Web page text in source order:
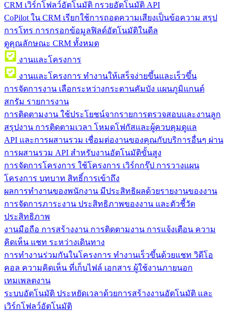
CRM เวิร์กโฟลว์อัตโนมัติ กรวยอัตโนมัติ API
CoPilot ใน CRM เรียกใช้การถอดความเสียงเป็นข้อความ สรุป
การโทร การกรอกข้อมูลฟิลด์อัตโนมัติในดีล
ดูคุณลักษณะ CRM ทั้งหมด
งานและโครงการ
งานและโครงการ ทำงานให้เสร็จง่ายขึ้นและเร็วขึ้น
การจัดการงาน เลือกระหว่างกระดานคัมบัง แผนภูมิแกนต์
สกรัม รายการงาน
การติดตามงาน ใช้ประโยชน์จากรายการตรวจสอบและงานลูก
สรุปงาน การติดตามเวลา โหมดโฟกัสและผู้ควบคุมดูแล
API และการผสานรวม เชื่อมต่องานของคุณกับบริการอื่นๆ ผ่าน
การผสานรวม API สำหรับงานอัตโนมัติขั้นสูง
การจัดการโครงการ ใช้โครงการ เวิร์กกรุ๊ป การวางแผน
โครงการ บทบาท สิทธิ์การเข้าถึง
ผลการทำงานของพนักงาน มีประสิทธิผลด้วยรายงานของงาน
การจัดการภาระงาน ประสิทธิภาพของงาน และตัวชี้วัด
ประสิทธิภาพ
งานมือถือ การสร้างงาน การติดตามงาน การแจ้งเตือน ความ
คิดเห็น แชท ระหว่างเดินทาง
การทำงานร่วมกันในโครงการ ทํางานเร็วขึ้นด้วยแชท วิดีโอ
คอล ความคิดเห็น ที่เก็บไฟล์ เอกสาร ผู้ใช้งานภายนอก
เทมเพลตงาน
ระบบอัตโนมัติ ประหยัดเวลาด้วยการสร้างงานอัตโนมัติ และ
เวิร์กโฟลว์อัตโนมัติ